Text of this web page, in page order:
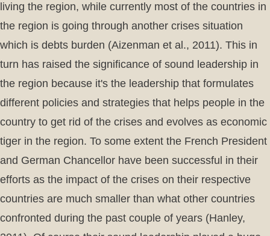
living the region, while currently most of the countries in
the region is going through another crises situation
which is debts burden (Aizenman et al., 2011). This in
turn has raised the significance of sound leadership in
the region because it's the leadership that formulates
different policies and strategies that helps people in the
country to get rid of the crises and evolves as economic
tiger in the region. To some extent the French President
and German Chancellor have been successful in their
efforts as the impact of the crises on their respective
countries are much smaller than what other countries
confronted during the past couple of years (Hanley,